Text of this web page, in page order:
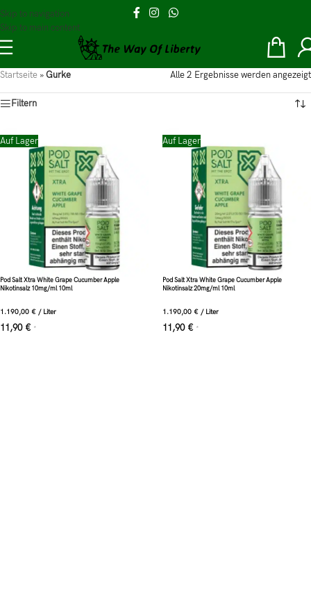
Skip to navigation
Skip to main content
Startseite »Gurke Alle 2 Ergebnisse werden angezeigt
Filtern
Auf Lager
Pod Salt Xtra White Grape Cucumber Apple
Nikotinsalz 10mg/ml 10ml
1.190,00 € / Liter
11,90 € *
Auf Lager
Pod Salt Xtra White Grape Cucumber Apple
Nikotinsalz 20mg/ml 10ml
1.190,00 € / Liter
11,90 € *